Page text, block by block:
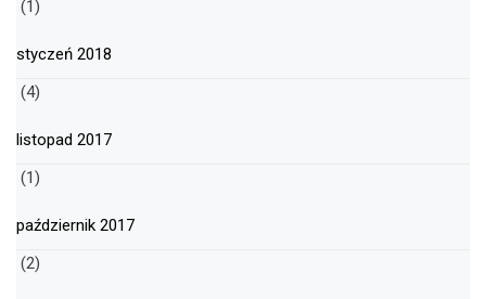
(1)
styczeń 2018
(4)
listopad 2017
(1)
październik 2017
(2)